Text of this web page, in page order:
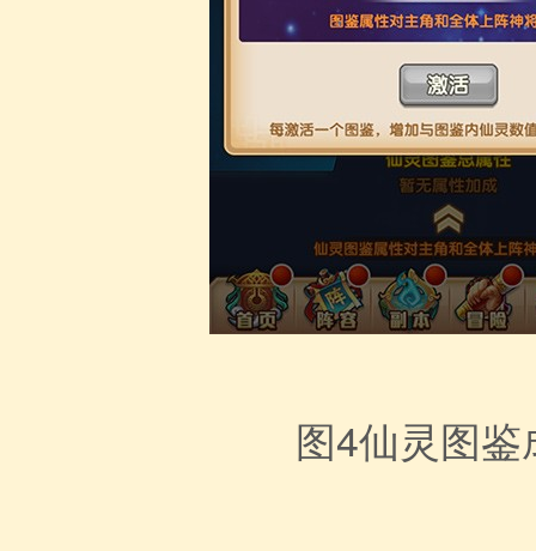
图4仙灵图鉴